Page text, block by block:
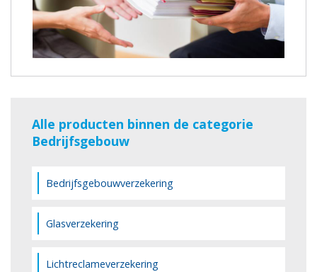
Alle producten binnen de categorie
Bedrijfsgebouw
Bedrijfsgebouwverzekering
Glasverzekering
Lichtreclameverzekering